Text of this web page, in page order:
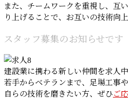
また、チームワークを重視し、互
り上げることで、お互いの技術向
スタッフ募集のお知らせです
建設業に携わる新しい仲間を求人中
若手からベテランまで、足場工事
自らの技術を磨きたい方、ぜひ ご